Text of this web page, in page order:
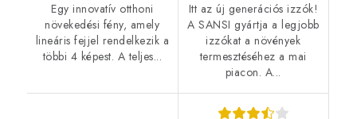
Egy innovatív otthoni
növekedési fény, amely
lineáris fejjel rendelkezik a
többi 4 képest. A teljes...
Itt az új generációs izzók!
A SANSI gyártja a legjobb
izzókat a növények
termesztéséhez a mai
piacon. A...